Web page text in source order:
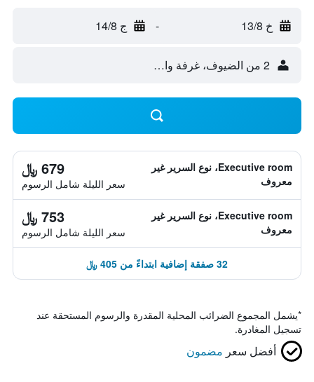
خ 13/8 - ج 14/8
2 من الضيوف، غرفة واحدة
Executive room، نوع السرير غير
معروف
679 ﷼
سعر الليلة شامل الرسوم
Executive room، نوع السرير غير
معروف
753 ﷼
سعر الليلة شامل الرسوم
32 صفقة إضافية ابتداءً من 405 ﷼
*يشمل المجموع الضرائب المحلية المقدرة والرسوم المستحقة عند
تسجيل المغادرة.
أفضل سعر مضمون